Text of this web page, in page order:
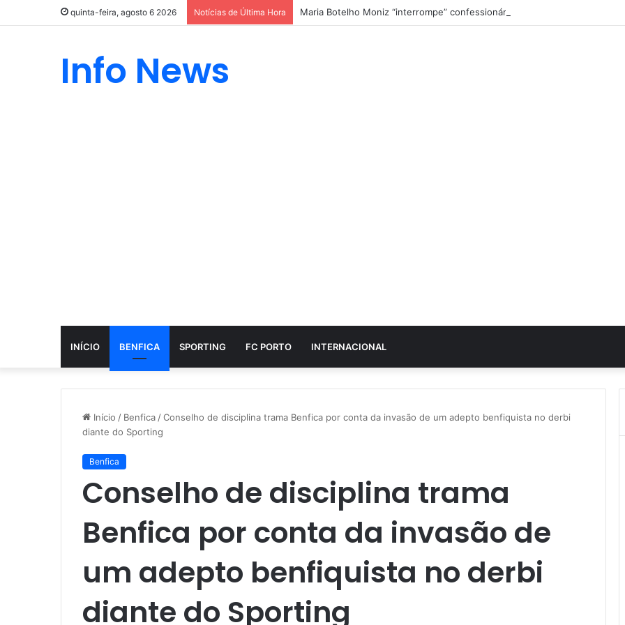
quinta-feira, agosto 6 2026 Notícias de Última Hora Maria Botelho Moniz “interrompe” confessionário
Info News
INÍCIO BENFICA SPORTING FC PORTO INTERNACIONAL
Início / Benfica /Conselho de disciplina trama Benfica por conta da invasão de um adepto benfiquista no derbi
diante do Sporting
Benfica
Conselho de disciplina trama
Benfica por conta da invasão de
um adepto benfiquista no derbi
diante do Sporting